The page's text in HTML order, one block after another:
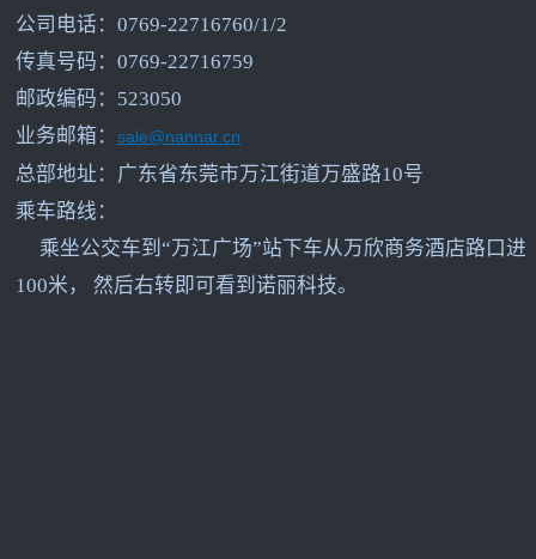
公司电话：0769-22716760/1/2
传真号码：0769-22716759
邮政编码：523050
业务邮箱：sale@nannar.cn
总部地址：广东省东莞市万江街道万盛路10号
乘车路线：
乘坐公交车到“万江广场”站下车从万欣商务酒店路口进
100米， 然后右转即可看到诺丽科技。